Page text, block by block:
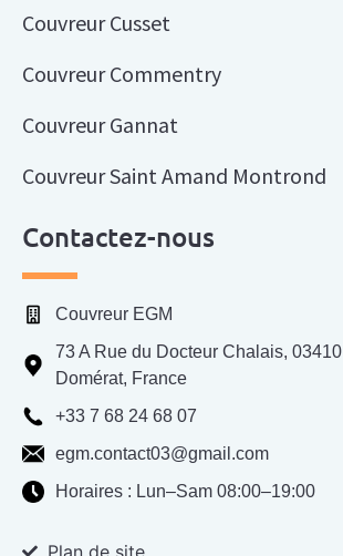
Couvreur Cusset
Couvreur Commentry
Couvreur Gannat
Couvreur Saint Amand Montrond
Couvreur Domérat
Couvreur Moulins
Couvreur Bellerive sur Allier
Couvreur Varennes sur Allier
Couvreur Montmarault
Couvreur Guéret
Contactez-nous
Couvreur EGM
73 A Rue du Docteur Chalais, 03410
Domérat, France
+33 7 68 24 68 07
egm.contact03@gmail.com
Horaires : Lun–Sam 08:00–19:00